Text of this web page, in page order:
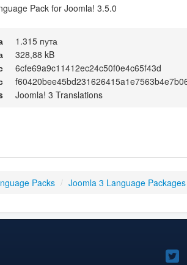
Pack for Joomla! 3.5.0
1.315 пута
328,88 kB
6cfe69a9c11412ec24c50f0e4c65f43d
Joomla! 3 Translations
Packs / Joomla 3 Language Packages